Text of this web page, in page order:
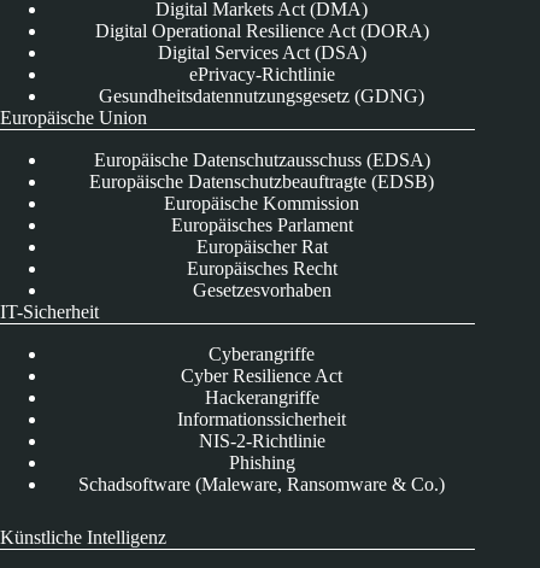
Digital Markets Act (DMA)
Digital Operational Resilience Act (DORA)
Digital Services Act (DSA)
ePrivacy-Richtlinie
Gesundheitsdatennutzungsgesetz (GDNG)
Europäische Union
Europäische Datenschutzausschuss (EDSA)
Europäische Datenschutzbeauftragte (EDSB)
Europäische Kommission
Europäisches Parlament
Europäischer Rat
Europäisches Recht
Gesetzesvorhaben
IT-Sicherheit
Cyberangriffe
Cyber Resilience Act
Hackerangriffe
Informationssicherheit
NIS-2-Richtlinie
Phishing
Schadsoftware (Maleware, Ransomware & Co.)
Künstliche Intelligenz